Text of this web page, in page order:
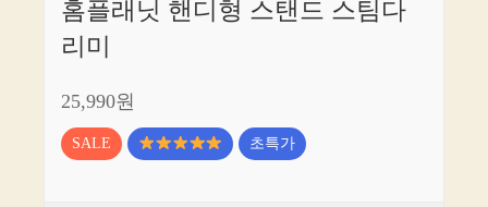
홈플래닛 핸디형 스탠드 스팀다
리미
25,990원
SALE 초특가